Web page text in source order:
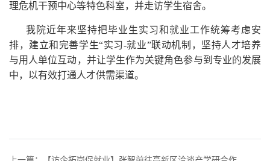
理危机干预中心等特色科室，并走访学生宿舍。
我院近年来坚持把毕业生实习和就业工作统筹考虑安
排，建立和完善学生“实习-就业”联动机制，坚持人才培养
与用人单位互动，并让学生作为关键角色参与到专业的发展
中，以有效打通人才供需渠道。